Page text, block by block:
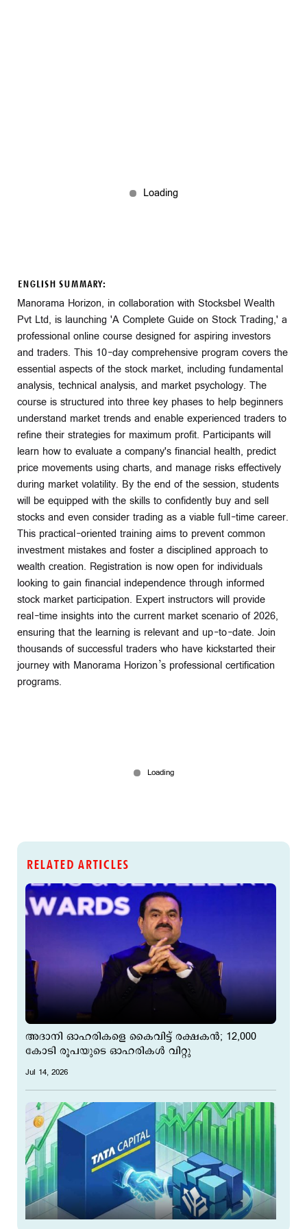
ENGLISH SUMMARY:
Manorama Horizon, in collaboration with Stocksbel Wealth
Pvt Ltd, is launching 'A Complete Guide on Stock Trading,' a
professional online course designed for aspiring investors
and traders. This 10-day comprehensive program covers the
essential aspects of the stock market, including fundamental
analysis, technical analysis, and market psychology. The
course is structured into three key phases to help beginners
understand market trends and enable experienced traders to
refine their strategies for maximum profit. Participants will
learn how to evaluate a company's financial health, predict
price movements using charts, and manage risks effectively
during market volatility. By the end of the session, students
will be equipped with the skills to confidently buy and sell
stocks and even consider trading as a viable full-time career.
This practical-oriented training aims to prevent common
investment mistakes and foster a disciplined approach to
wealth creation. Registration is now open for individuals
looking to gain financial independence through informed
stock market participation. Expert instructors will provide
real-time insights into the current market scenario of 2026,
ensuring that the learning is relevant and up-to-date. Join
thousands of successful traders who have kickstarted their
journey with Manorama Horizon’s professional certification
programs.
RELATED ARTICLES
അദാനി ഓഹരികളെ കൈവിട്ട് രക്ഷകൻ; 12,000
കോടി രൂപയുടെ ഓഹരികൾ വിറ്റു
Jul 14, 2026